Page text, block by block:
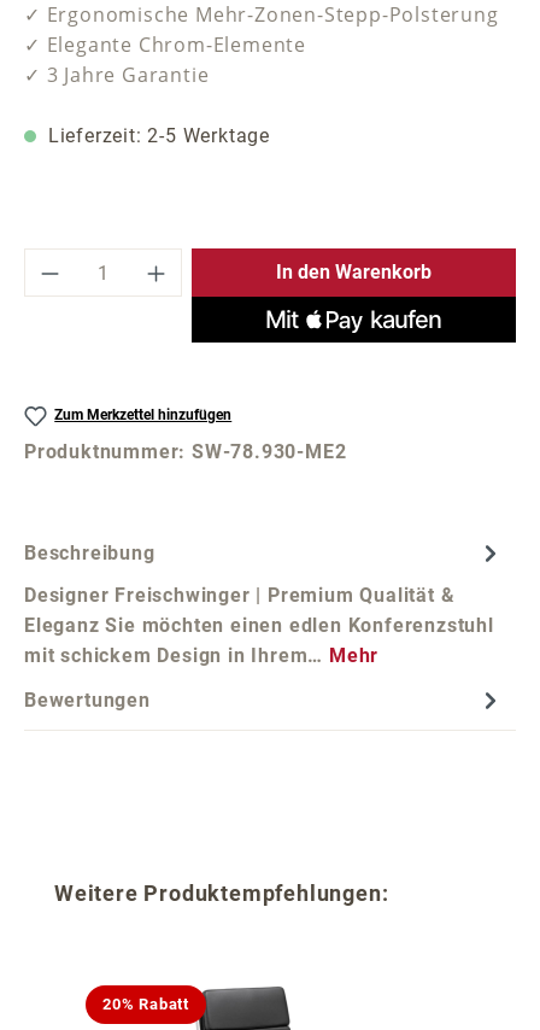
✓ Ergonomische Mehr-Zonen-Stepp-Polsterung
✓ Elegante Chrom-Elemente
✓ 3 Jahre Garantie
Lieferzeit: 2-5 Werktage
Produkt Anzahl: Gib den gewünschten
In den Warenkorb
Zum Merkzettel hinzufügen
Produktnummer:SW-78.930-ME2
Beschreibung
Designer Freischwinger | Premium Qualität &
Eleganz Sie möchten einen edlen Konferenzstuhl
mit schickem Design in Ihrem… Mehr
Bewertungen
Produktgalerie überspringen
Weitere Produktempfehlungen:
20% Rabatt